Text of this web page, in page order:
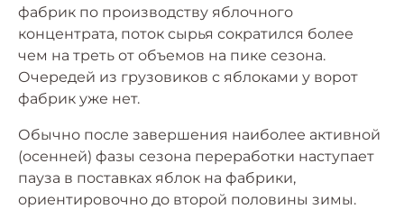
фабрик по производству яблочного
концентрата, поток сырья сократился более
чем на треть от объемов на пике сезона.
Очередей из грузовиков с яблоками у ворот
фабрик уже нет.
Обычно после завершения наиболее активной
(осенней) фазы сезона переработки наступает
пауза в поставках яблок на фабрики,
ориентировочно до второй половины зимы.